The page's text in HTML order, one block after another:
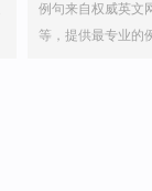
例句来自权威英文
等，提供最专业的